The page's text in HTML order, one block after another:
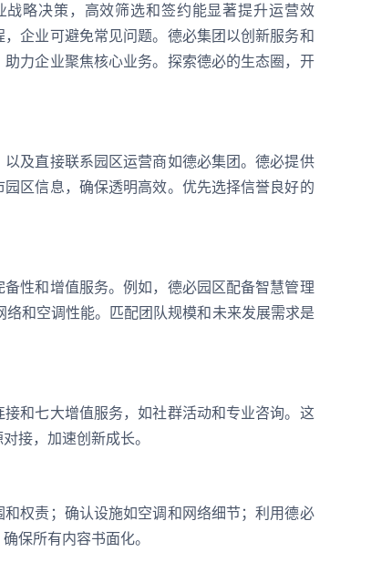
略决策，高效筛选和签约能显著提升运营效
企业可避免常见问题。德必集团以创新服务和
力企业聚焦核心业务。探索德必的生态圈，开
及直接联系园区运营商如德必集团。德必提供
区信息，确保透明高效。优先选择信誉良好的
性和增值服务。例如，德必园区配备智慧管理
和空调性能。匹配团队规模和未来发展需求是
和七大增值服务，如社群活动和专业咨询。这
接，加速创新成长。
权责；确认设施如空调和网络细节；利用德必
保所有内容书面化。